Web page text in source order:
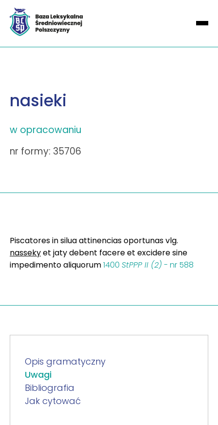
nasieki
w opracowaniu
nr formy: 35706
Piscatores in silua attinencias oportunas vlg.
nassekyet jaty debent facere et excidere sine
impedimento aliquorum1400 StPPP II (2) - nr 588
Opis gramatyczny
Uwagi
Bibliografia
Jak cytować